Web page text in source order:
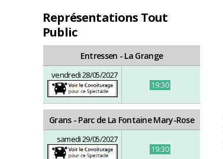
Représentations Tout
Public
Entressen - La Grange
vendredi 28/05/2027
19:30
Grans - Parc de La Fontaine Mary-Rose
samedi 29/05/2027
19:30